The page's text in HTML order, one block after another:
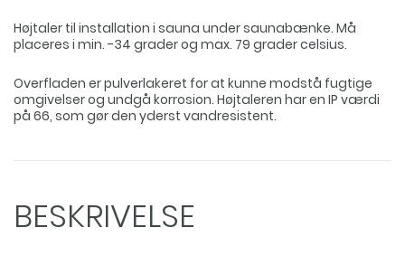
Højtaler til installation i sauna under saunabænke. Må
placeres i min. -34 grader og max. 79 grader celsius.
Overfladen er pulverlakeret for at kunne modstå fugtige
omgivelser og undgå korrosion. Højtaleren har en IP værdi
på 66, som gør den yderst vandresistent.
BESKRIVELSE